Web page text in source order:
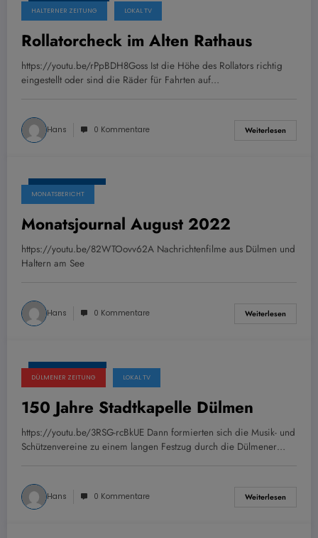
28. August 2022
HALTERNER ZEITUNG LOKAL TV
Rollatorcheck im Alten Rathaus
https://youtu.be/rPpBDH8Goss Ist die Höhe des Rollators richtig
eingestellt oder sind die Räder für Fahrten auf…
Hans 0 Kommentare Weiterlesen
17. August 2022
MONATSBERICHT
Monatsjournal August 2022
https://youtu.be/82WTOovv62A Nachrichtenfilme aus Dülmen und
Haltern am See
Hans 0 Kommentare Weiterlesen
15. August 2022
DÜLMENER ZEITUNG LOKAL TV
150 Jahre Stadtkapelle Dülmen
https://youtu.be/3RSG-rcBkUE Dann formierten sich die Musik- und
Schützenvereine zu einem langen Festzug durch die Dülmener…
Hans 0 Kommentare Weiterlesen